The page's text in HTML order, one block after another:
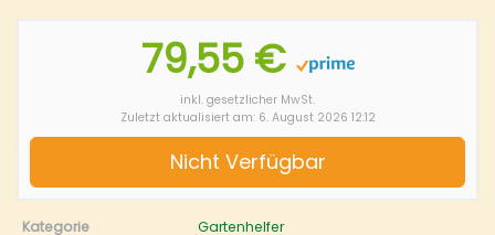
79,55 €
inkl. gesetzlicher MwSt.
Zuletzt aktualisiert am: 6. August 2026 12:12
Nicht Verfügbar
Kategorie
Gartenhelfer